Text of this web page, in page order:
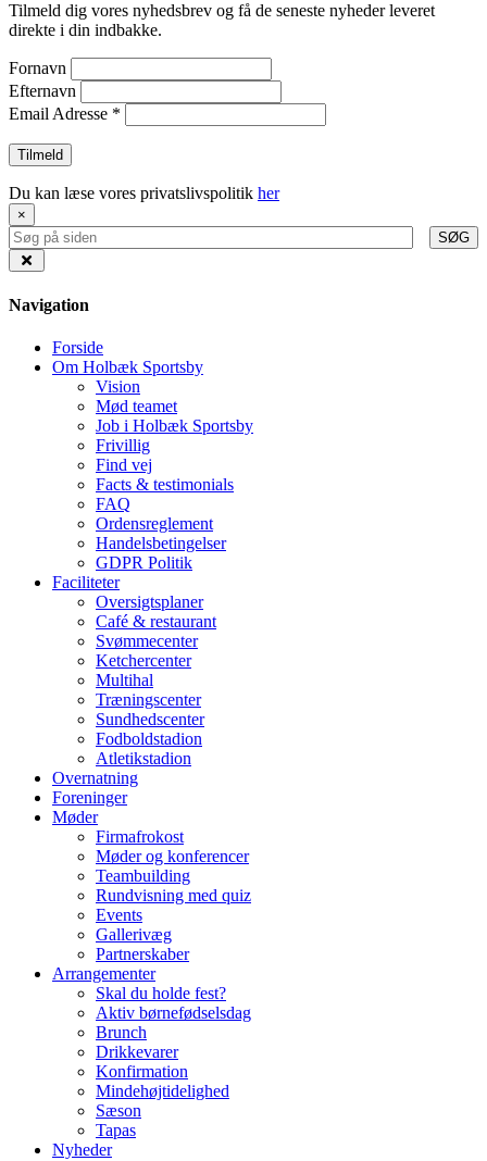
Tilmeld dig vores nyhedsbrev og få de seneste nyheder leveret
direkte i din indbakke.
Fornavn
Efternavn
Email Adresse *
Du kan læse vores privatslivspolitik her
×
SØG
Navigation
Forside
Om Holbæk Sportsby
Vision
Mød teamet
Job i Holbæk Sportsby
Frivillig
Find vej
Facts & testimonials
FAQ
Ordensreglement
Handelsbetingelser
GDPR Politik
Faciliteter
Oversigtsplaner
Café & restaurant
Svømmecenter
Ketchercenter
Multihal
Træningscenter
Sundhedscenter
Fodboldstadion
Atletikstadion
Overnatning
Foreninger
Møder
Firmafrokost
Møder og konferencer
Teambuilding
Rundvisning med quiz
Events
Gallerivæg
Partnerskaber
Arrangementer
Skal du holde fest?
Aktiv børnefødselsdag
Brunch
Drikkevarer
Konfirmation
Mindehøjtidelighed
Sæson
Tapas
Nyheder